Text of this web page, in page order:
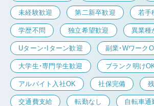
未経験歓迎 第二新卒歓迎 若手
学歴不問 独立希望歓迎 異業種
Uターン・Iターン歓迎 副業・Wワーク
大学生・専門学生歓迎 ブランク明け
アルバイト入社OK 社保完備
交通費支給 転勤なし 自転車通